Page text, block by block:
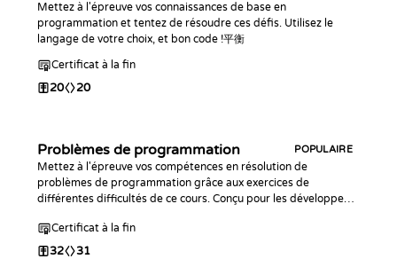
Mettez à l'épreuve vos connaissances de base en
programmation et tentez de résoudre ces défis. Utilisez le
langage de votre choix, et bon code !平衡
Certificat à la fin
20 20
Problèmes de programmation POPULAIRE
Mettez à l'épreuve vos compétences en résolution de
problèmes de programmation grâce aux exercices de
différentes difficultés de ce cours. Conçu pour les développeurs
moins un langage de programmation.
Certificat à la fin
32 31